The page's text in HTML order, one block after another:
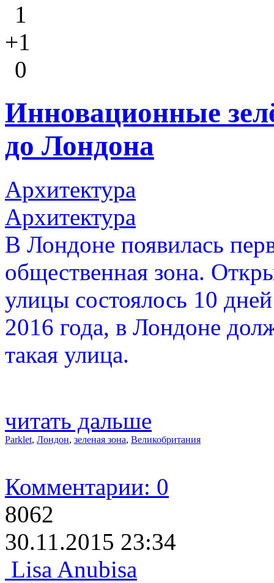
1
+1
0
Инновационные
до Лондона
Архитектура
Архитектура
В Лондоне появилась
общественная зона.
улицы состоялось 10
2016 года, в Лондоне
такая улица.
читать дальше
Parklet, Лондон, зеленая зона, Великобритания
Комментарии: 0
8062
30.11.2015 23:34
Lisa Anubisa